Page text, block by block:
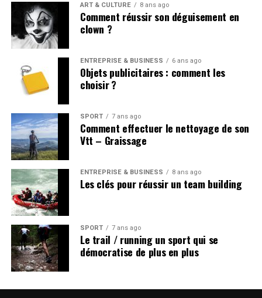
ART & CULTURE 8 ans ago
Comment réussir son déguisement en
clown ?
ENTREPRISE & BUSINESS 6 ans ago
Objets publicitaires : comment les
choisir ?
SPORT 7 ans ago
Comment effectuer le nettoyage de son
Vtt – Graissage
ENTREPRISE & BUSINESS 8 ans ago
Les clés pour réussir un team building
SPORT 7 ans ago
Le trail / running un sport qui se
démocratise de plus en plus